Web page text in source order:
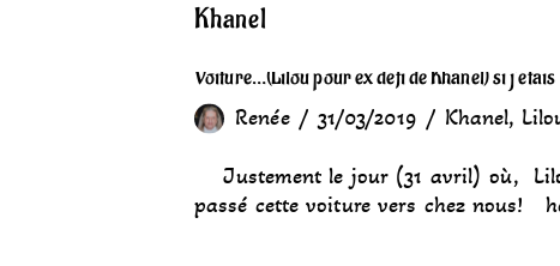
Khanel
Voiture…(Lilou pour ex défi de Khanel) si j’étais
Renée 31/03/2019 Khanel,
Justement le jour (31 avril) où,
passé cette voiture vers chez nous!